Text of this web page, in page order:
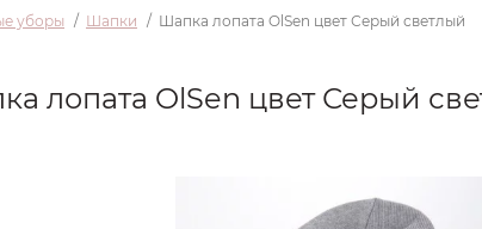
уборы Шапки Шапка лопата OlSen цвет Серый светлый
лопата OlSen цвет Серый